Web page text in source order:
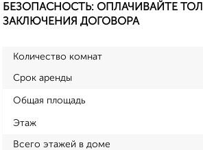
БЕЗОПАСНОСТЬ: ОПЛАЧИВАЙТЕ
ЗАКЛЮЧЕНИЯ ДОГОВОРА
Количество комнат
Срок аренды
Общая площадь
Этаж
Всего этажей в доме